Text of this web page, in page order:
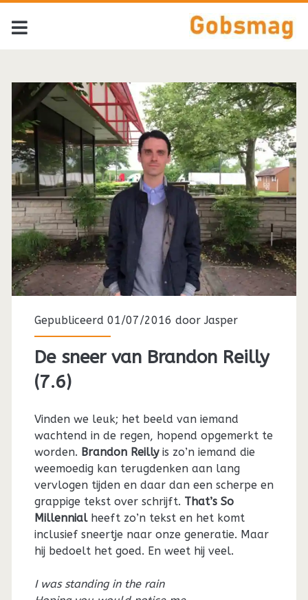
Gepubliceerd 01/07/2016 doorJasper
De sneer van Brandon Reilly
(7.6)
Vinden we leuk; het beeld van iemand
wachtend in de regen, hopend opgemerkt te
worden. Brandon Reillyis zo’n iemand die
weemoedig kan terugdenken aan lang
vervlogen tijden en daar dan een scherpe en
grappige tekst over schrijft. That’s So
Millennialheeft zo’n tekst en het komt
inclusief sneertje naar onze generatie. Maar
hij bedoelt het goed. En weet hij veel.
I was standing in the rain